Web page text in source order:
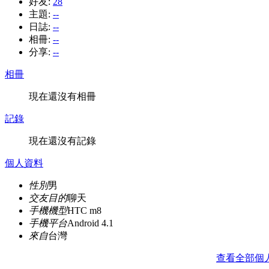
主題: --
日誌: --
相冊: --
分享: --
相冊
現在還沒有相冊
記錄
現在還沒有記錄
個人資料
性別男
交友目的聊天
手機機型HTC m8
手機平台Android 4.1
來自台灣
查看全部個